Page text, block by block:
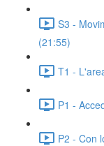
S3 -
(21:55)
T1 -
P1 -
P2 - Con